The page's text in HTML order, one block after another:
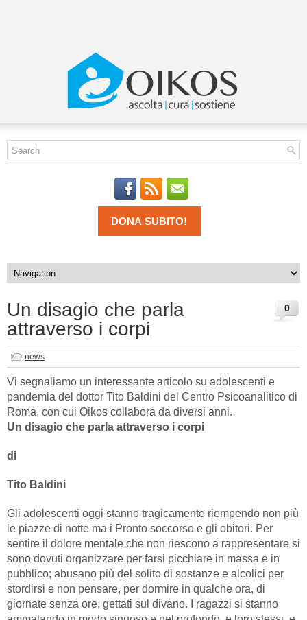
0
Un disagio che parla
attraverso i corpi
news
Vi segnaliamo un interessante articolo su adolescenti e
pandemia del dottor Tito Baldini del Centro Psicoanalitico di
Roma, con cui Oikos collabora da diversi anni.
Un disagio che parla attraverso i corpi
di
Tito Baldini
Gli adolescenti oggi stanno tragicamente riempendo non più
le piazze di notte ma i Pronto soccorso e gli obitori. Per
sentire il dolore mentale che non riescono a rappresentare si
sono dovuti organizzare per farsi picchiare in massa e in
pubblico; abusano più del solito di sostanze e alcolici per
stordirsi e non pensare, per dormire in qualche ora, di
giornate senza ore, gettati sul divano. I ragazzi si stanno